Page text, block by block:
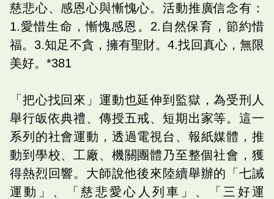
慈悲心、感恩心與慚愧心。活動推廣信念有：
1.愛惜生命，慚愧感恩。2.自然保育，節約惜
福。3.知足不貪，擁有聖財。4.找回真心，無限
美好。*381
「把心找回來」運動也延伸到監獄，為受刑人
舉行皈依典禮、傳授五戒、短期出家等。這一
系列的社會運動，透過電視台、報紙媒體，推
動到學校、工廠、機關團體乃至整個社會，獲
得熱烈回響。大師說他後來陸續舉辦的「七誡
運動」、「慈悲愛心人列車」、「三好運